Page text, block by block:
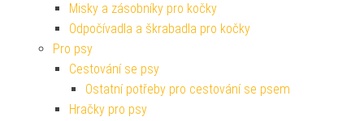
Misky a zásobníky pro kočky
Odpočívadla a škrabadla pro kočky
Pro psy
Cestování se psy
Ostatní potřeby pro cestování se psem
Hračky pro psy